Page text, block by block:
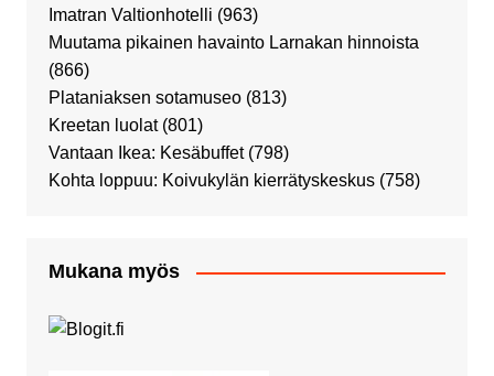
Imatran Valtionhotelli (963)
Muutama pikainen havainto Larnakan hinnoista
(866)
Plataniaksen sotamuseo (813)
Kreetan luolat (801)
Vantaan Ikea: Kesäbuffet (798)
Kohta loppuu: Koivukylän kierrätyskeskus (758)
Mukana myös